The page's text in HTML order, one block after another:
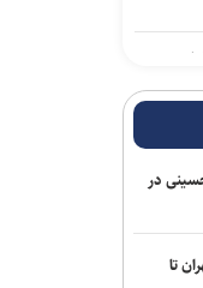
در
تناقض در بودجه باشگاه سپاهان؛ رشد ۲۵
در
تا